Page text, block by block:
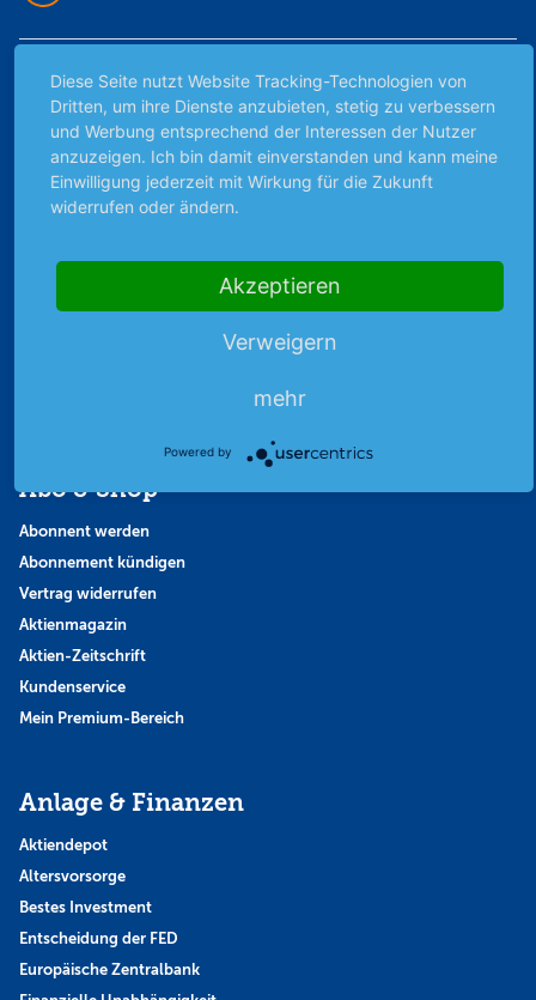
Highlights
Archiv
Börsenbericht
Börsengerüchte
Börsengespräche
Finanzpodcast
Abo & Shop
Abonnent werden
Abonnement kündigen
Vertrag widerrufen
Aktienmagazin
Aktien-Zeitschrift
Kundenservice
Mein Premium-Bereich
Anlage & Finanzen
Aktiendepot
Altersvorsorge
Bestes Investment
Entscheidung der FED
Europäische Zentralbank
Diese Seite nutzt Website Tracking-Technologien von
Dritten, um ihre Dienste anzubieten, stetig zu verbessern
und Werbung entsprechend der Interessen der Nutzer
anzuzeigen. Ich bin damit einverstanden und kann meine
Einwilligung jederzeit mit Wirkung für die Zukunft
widerrufen oder ändern.
Akzeptieren
Verweigern
mehr
Powered by